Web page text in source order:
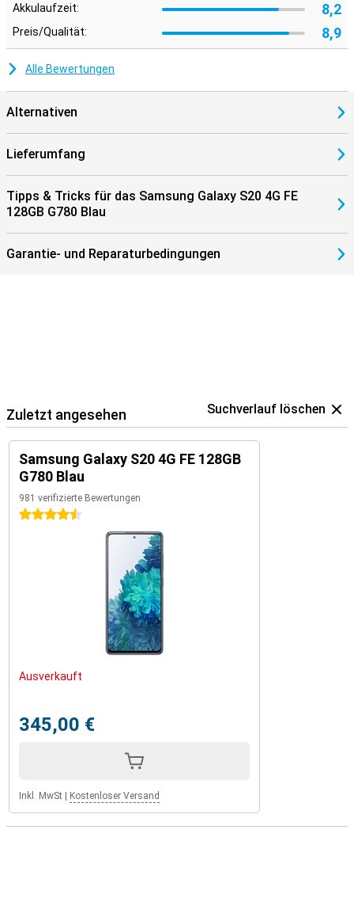
Akkulaufzeit: 8,2
Preis/Qualität: 8,9
Alle Bewertungen
Alternativen
Lieferumfang
Tipps & Tricks für das Samsung Galaxy S20 4G FE
128GB G780 Blau
Garantie- und Reparaturbedingungen
Zuletzt angesehen Suchverlauf löschen
Samsung Galaxy S20 4G FE 128GB
G780 Blau
981 verifizierte Bewertungen
4.5 Sterne
Ausverkauft
345,00 €
Inkl. MwSt Kostenloser Versand